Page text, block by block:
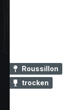
Roussillon
trocken